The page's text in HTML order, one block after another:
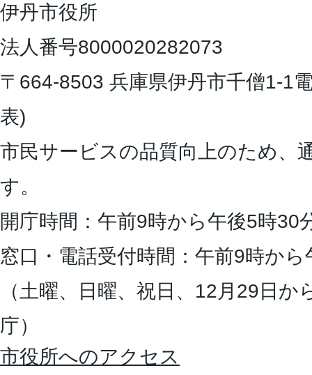
伊丹市役所
法人番号8000020282073
〒664-8503 兵庫県伊丹市千僧1-1
表)
市民サービスの品質向上のため、
す。
開庁時間：午前9時から午後5時30
窓口・電話受付時間：午前9時か
（土曜、日曜、祝日、12月29日
庁）
市役所へのアクセス